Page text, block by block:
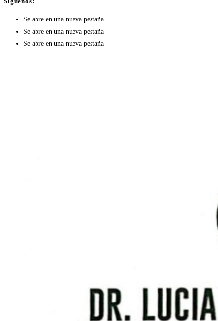
Se abre en una nueva pestaña
Se abre en una nueva pestaña
Se abre en una nueva pestaña